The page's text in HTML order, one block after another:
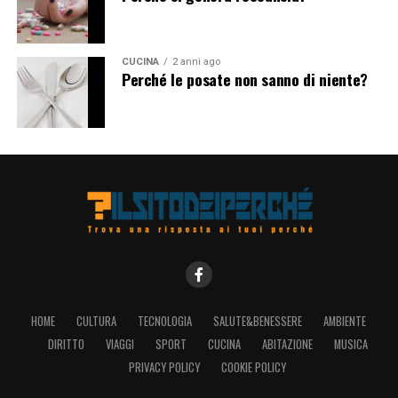
CUCINA 2 anni ago
Perché le posate non sanno di niente?
HOME CULTURA TECNOLOGIA SALUTE&BENESSERE
AMBIENTE
DIRITTO
VIAGGI SPORT CUCINA ABITAZIONE
MUSICA
PRIVACY POLICY
COOKIE POLICY